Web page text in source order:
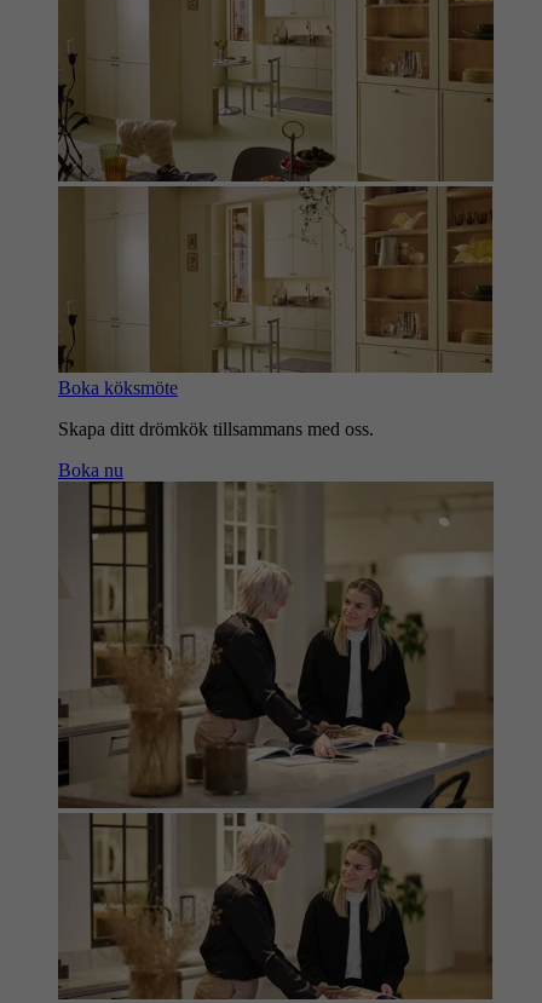
Boka köksmöte
Skapa ditt drömkök tillsammans med oss.
Boka nu